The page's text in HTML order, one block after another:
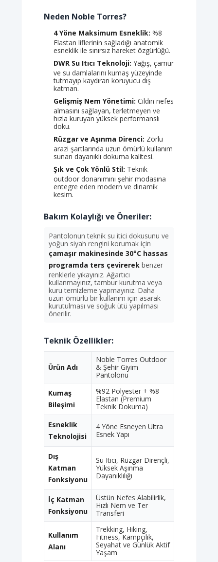
Neden Noble Torres?
4 Yöne Maksimum Esneklik: %8
Elastan liflerinin sağladığı anatomik
esneklik ile sınırsız hareket özgürlüğü.
DWR Su Itıcı Teknoloji: Yağış, çamur
ve su damlalarını kumaş yüzeyinde
tutmayıp kaydıran koruyucu dış
katman.
Gelişmiş Nem Yönetimi: Cildin nefes
almasını sağlayan, terletmeyen ve
hızla kuruyan yüksek performanslı
doku.
Rüzgar ve Aşınma Direnci: Zorlu
arazi şartlarında uzun ömürlü kullanım
sunan dayanıklı dokuma kalitesi.
Şık ve Çok Yönlü Stil: Teknik
outdoor donanımını şehir modasına
entegre eden modern ve dinamik
kesim.
Bakım Kolaylığı ve Öneriler:
Pantolonun teknik su itici dokusunu ve
yoğun siyah rengini korumak için
çamaşır makinesinde 30°C hassas
programda ters çevirerekbenzer
renklerle yıkayınız. Ağartıcı
kullanmayınız, tambur kurutma veya
kuru temizleme yapmayınız. Daha
uzun ömürlü bir kullanım için asarak
kurutulması ve soğuk ütü yapılması
önerilir.
Teknik Özellikler:
Ürün Adı
Noble Torres Outdoor
& Şehir Giyim
Pantolonu
Kumaş
Bileşimi
%92 Polyester + %8
Elastan (Premium
Teknik Dokuma)
Esneklik
Teknolojisi
4 Yöne Esneyen Ultra
Esnek Yapı
Dış
Katman
Fonksiyonu
Su Itıcı, Rüzgar Dirençli,
Yüksek Aşınma
Dayanıklılığı
İç Katman
Fonksiyonu
Üstün Nefes Alabilirlik,
Hızlı Nem ve Ter
Transferi
Kullanım
Alanı
Trekking, Hiking,
Fitness, Kampçılık,
Seyahat ve Günlük Aktif
Yaşam